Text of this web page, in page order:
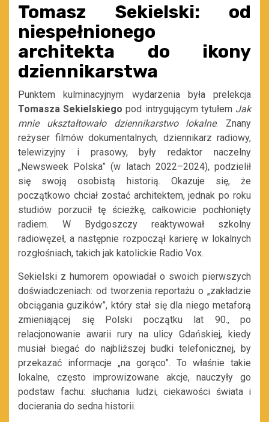
Tomasz Sekielski: od
niespełnionego
architekta do ikony
dziennikarstwa
Punktem kulminacyjnym wydarzenia była prelekcja
Tomasza Sekielskiego pod intrygującym tytułem Jak
mnie ukształtowało dziennikarstwo lokalne. Znany
reżyser filmów dokumentalnych, dziennikarz radiowy,
telewizyjny i prasowy, były redaktor naczelny
„Newsweek Polska” (w latach 2022–2024), podzielił
się swoją osobistą historią. Okazuje się, że
początkowo chciał zostać architektem, jednak po roku
studiów porzucił tę ścieżkę, całkowicie pochłonięty
radiem. W Bydgoszczy reaktywował szkolny
radiowęzeł, a następnie rozpoczął karierę w lokalnych
rozgłośniach, takich jak katolickie Radio Vox.
Sekielski z humorem opowiadał o swoich pierwszych
doświadczeniach: od tworzenia reportażu o „zakładzie
obciągania guzików”, który stał się dla niego metaforą
zmieniającej się Polski początku lat 90., po
relacjonowanie awarii rury na ulicy Gdańskiej, kiedy
musiał biegać do najbliższej budki telefonicznej, by
przekazać informacje „na gorąco”. To właśnie takie
lokalne, często improwizowane akcje, nauczyły go
podstaw fachu: słuchania ludzi, ciekawości świata i
docierania do sedna historii.